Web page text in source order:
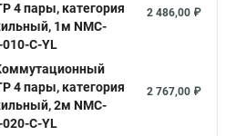
4 пары, категория
1м NMC-
C-YL
2 486,00 ₽
4 пары, категория
2м NMC-
C-YL
2 767,00 ₽